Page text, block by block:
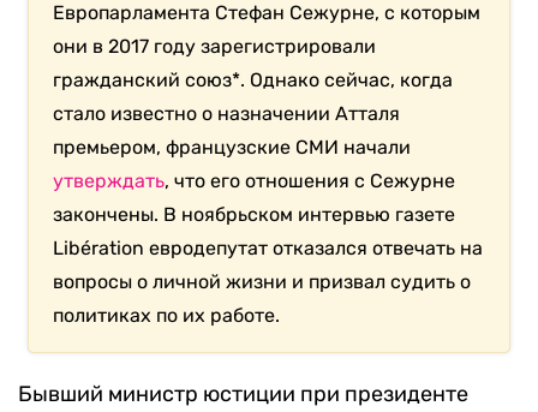
Европарламента Стефан Сежурне, с которым
они в 2017 году зарегистрировали
гражданский союз*. Однако сейчас, когда
стало известно о назначении Атталя
премьером, французские СМИ начали
утверждать, что его отношения с Сежурне
закончены. В ноябрьском интервью газете
Libération евродепутат отказался отвечать на
вопросы о личной жизни и призвал судить о
политиках по их работе.
Бывший министр юстиции при президенте